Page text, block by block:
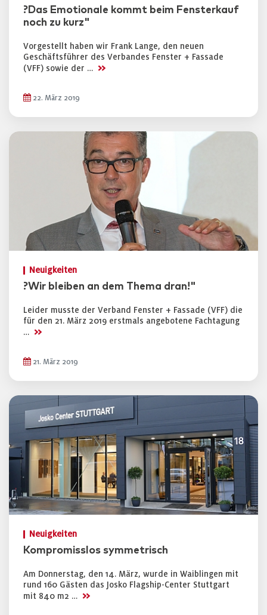
?Das Emotionale kommt beim Fensterkauf
noch zu kurz"
Vorgestellt haben wir Frank Lange, den neuen
Geschäftsführer des Verbandes Fenster + Fassade
(VFF) sowie der … >>
22. März 2019
Neuigkeiten
?Wir bleiben an dem Thema dran!"
Leider musste der Verband Fenster + Fassade (VFF) die
für den 21. März 2019 erstmals angebotene Fachtagung
… >>
21. März 2019
Neuigkeiten
Kompromisslos symmetrisch
Am Donnerstag, den 14. März, wurde in Waiblingen mit
rund 160 Gästen das Josko Flagship-Center Stuttgart
mit 840 m2 … >>